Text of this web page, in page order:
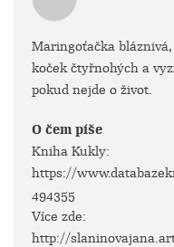
Maringoťačka
koček čtyřnohých a
pokud nejde o život.
O čem píše
Kniha Kukly:
https://
494355
Více zde:
http://